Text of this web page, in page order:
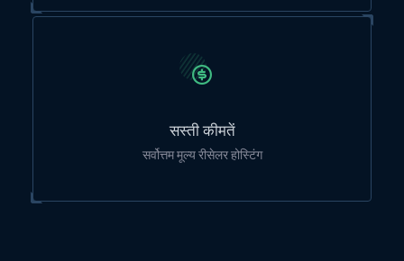
सस्ती कीमतें
सर्वोत्तम मूल्य रीसेलर होस्टिंग